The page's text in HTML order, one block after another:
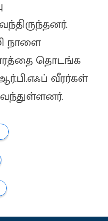
நாளை
தொடங்க
வீரர்கள்
வந்துள்ளனர்.